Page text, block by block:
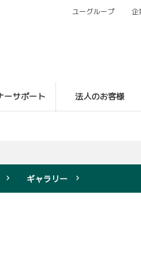
ーサポート 法人のお客様
ユーグループ 企
ギャラリー